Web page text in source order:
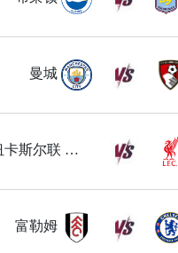
曼城
卡斯尔联
富勒姆